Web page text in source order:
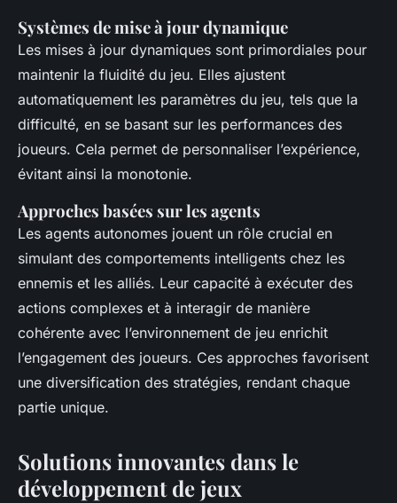
Systèmes de mise à jour dynamique
Les mises à jour dynamiques sont primordiales pour
maintenir la fluidité du jeu. Elles ajustent
automatiquement les paramètres du jeu, tels que la
difficulté, en se basant sur les performances des
joueurs. Cela permet de personnaliser l’expérience,
évitant ainsi la monotonie.
Approches basées sur les agents
Les agents autonomes jouent un rôle crucial en
simulant des comportements intelligents chez les
ennemis et les alliés. Leur capacité à exécuter des
actions complexes et à interagir de manière
cohérente avec l’environnement de jeu enrichit
l’engagement des joueurs. Ces approches favorisent
une diversification des stratégies, rendant chaque
partie unique.
Solutions innovantes dans le
développement de jeux